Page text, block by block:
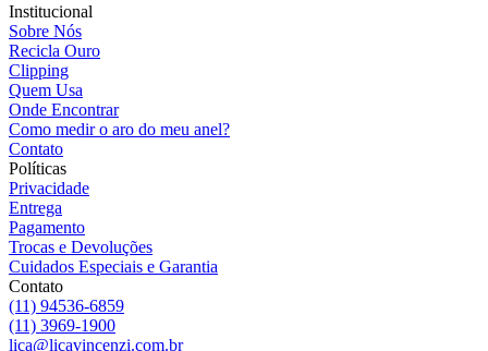
Institucional
Sobre Nós
Recicla Ouro
Clipping
Quem Usa
Onde Encontrar
Como medir o aro do meu anel?
Contato
Políticas
Privacidade
Entrega
Pagamento
Trocas e Devoluções
Cuidados Especiais e Garantia
Contato
(11) 94536-6859
(11) 3969-1900
lica@licavincenzi.com.br